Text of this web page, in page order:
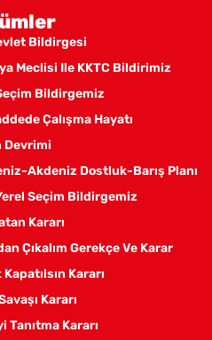
Bildirgesi
Meclisi Ile KKTC Bildirimiz
Bildirgemiz
Çalışma Hayatı
Devrimi
Akdeniz Dostluk-Barış Planı
Seçim Bildirgemiz
Kararı
Çıkalım Gerekçe Ve Karar
Kararı
Kararı
Tanıtma Kararı